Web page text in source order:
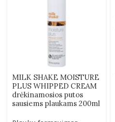
MILK SHAKE MOISTURE
PLUS WHIPPED CREAM
drėkinamosios putos
sausiems plaukams 200ml